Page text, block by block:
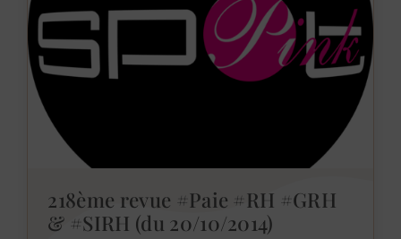
218ème revue #Paie #RH #GRH
& #SIRH (du 20/10/2014)